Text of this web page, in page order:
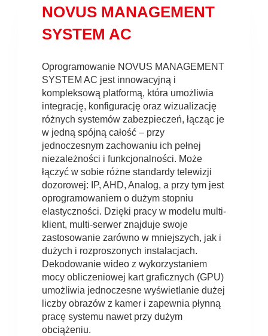
NOVUS MANAGEMENT
SYSTEM AC
Oprogramowanie NOVUS MANAGEMENT
SYSTEM AC jest innowacyjną i
kompleksową platformą, która umożliwia
integrację, konfigurację oraz wizualizację
różnych systemów zabezpieczeń, łącząc je
w jedną spójną całość – przy
jednoczesnym zachowaniu ich pełnej
niezależności i funkcjonalności. Może
łączyć w sobie różne standardy telewizji
dozorowej: IP, AHD, Analog, a przy tym jest
oprogramowaniem o dużym stopniu
elastyczności. Dzięki pracy w modelu multi-
klient, multi-serwer znajduje swoje
zastosowanie zarówno w mniejszych, jak i
dużych i rozproszonych instalacjach.
Dekodowanie wideo z wykorzystaniem
mocy obliczeniowej kart graficznych (GPU)
umożliwia jednoczesne wyświetlanie dużej
liczby obrazów z kamer i zapewnia płynną
pracę systemu nawet przy dużym
obciążeniu.